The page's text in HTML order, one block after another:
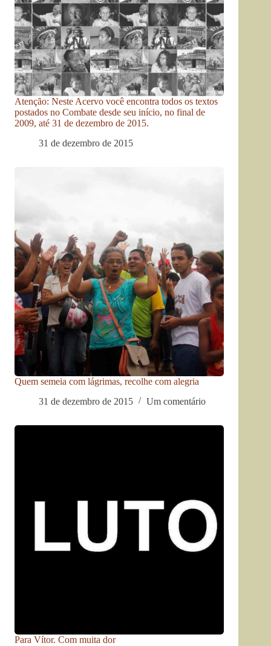
Atenção: Neste Acervo você encontra todos os textos
postados no Combate desde seu início, no final de
2009, até 31 de dezembro de 2015.
31 de dezembro de 2015
Quem semeia com lágrimas, recolhe com alegria
31 de dezembro de 2015
Um comentário
Para Vítor. Com muita dor